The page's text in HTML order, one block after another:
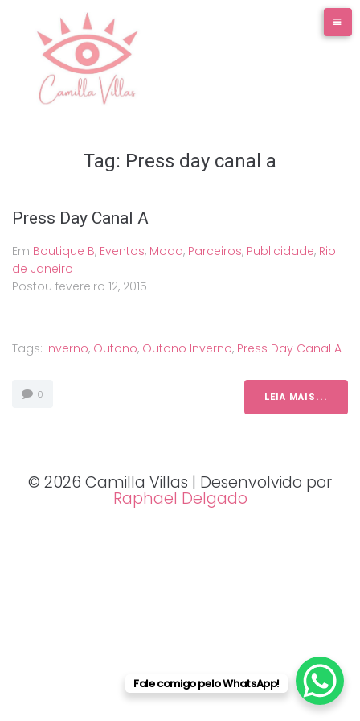
conteúdo
Tag: Press day canal a
Press Day Canal A
Em Boutique B, Eventos, Moda, Parceiros, Publicidade, Rio
de Janeiro
Postou fevereiro 12, 2015
Tags: Inverno, Outono, Outono Inverno, Press Day Canal A
0 LEIA MAIS...
© 2026 Camilla Villas | Desenvolvido por
Raphael Delgado
Fale comigo pelo WhatsApp!